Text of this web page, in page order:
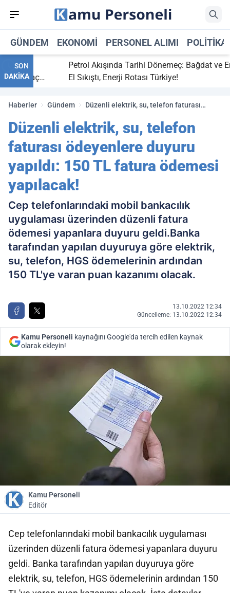
GÜNDEM EKONOMI PERSONEL ALIMI POLITIKA
SON
DAKİKA
bitti,
maç
Petrol Akışında Tarihi Dönemeç: Bağdat ve Erbil
El Sıkıştı, Enerji Rotası Türkiye!
Haberler Gündem
Düzenli elektrik, su, telefon faturası
ödemesi yapılacak!
Düzenli elektrik, su, telefon
faturası ödeyenlere duyuru
yapıldı: 150 TL fatura ödemesi
yapılacak!
Cep telefonlarındaki mobil bankacılık
uygulaması üzerinden düzenli fatura
ödemesi yapanlara duyuru geldi.Banka
tarafından yapılan duyuruya göre elektrik,
su, telefon, HGS ödemelerinin ardından
150 TL'ye varan puan kazanımı olacak.
13.10.2022 12:34
Güncelleme: 13.10.2022 12:34
Kamu Personeli kaynağını Google'da tercih edilen kaynak
olarak ekleyin!
Kamu Personeli
Editör
Cep telefonlarındaki mobil bankacılık uygulaması
üzerinden düzenli fatura ödemesi yapanlara duyuru
geldi. Banka tarafından yapılan duyuruya göre
elektrik, su, telefon, HGS ödemelerinin ardından 150